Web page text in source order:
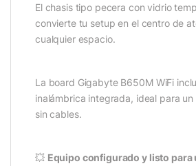
El chasis tipo pecera con vidrio
convierte tu setup en el centro de
cualquier espacio.
La board Gigabyte B650M WiFi
inalámbrica integrada, ideal para
sin cables.
💥 Equipo configurado y listo para